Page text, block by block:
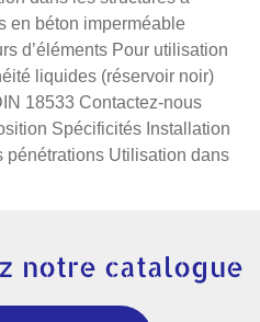
en béton imperméable
d’éléments Pour utilisation
liquides (réservoir noir)
18533 Contactez-nous
Spécificités Installation
pénétrations Utilisation dans
notre catalogue